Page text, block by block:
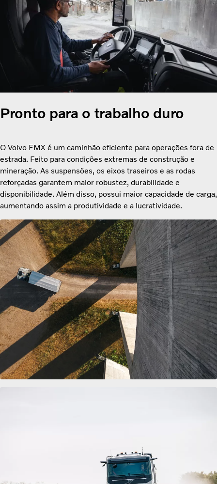
Pronto para o trabalho duro
O Volvo FMX é um caminhão eficiente para operações fora de
estrada. Feito para condições extremas de construção e
mineração. As suspensões, os eixos traseiros e as rodas
reforçadas garantem maior robustez, durabilidade e
disponibilidade. Além disso, possui maior capacidade de carga,
aumentando assim a produtividade e a lucratividade.